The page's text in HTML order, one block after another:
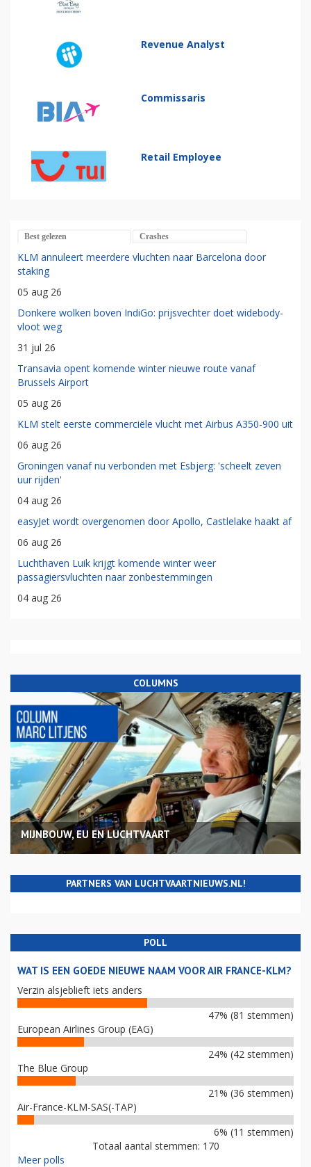
Revenue Analyst
Commissaris
Retail Employee
Best gelezen Crashes
KLM annuleert meerdere vluchten naar Barcelona door
staking
05 aug 26
Donkere wolken boven IndiGo: prijsvechter doet widebody-
vloot weg
31 jul 26
Transavia opent komende winter nieuwe route vanaf
Brussels Airport
05 aug 26
KLM stelt eerste commerciële vlucht met Airbus A350-900 uit
06 aug 26
Groningen vanaf nu verbonden met Esbjerg: 'scheelt zeven
uur rijden'
04 aug 26
easyJet wordt overgenomen door Apollo, Castlelake haakt af
06 aug 26
Luchthaven Luik krijgt komende winter weer
passagiersvluchten naar zonbestemmingen
04 aug 26
COLUMNS
MIJNBOUW, EU EN LUCHTVAART
PARTNERS VAN LUCHTVAARTNIEUWS.NL!
POLL
WAT IS EEN GOEDE NIEUWE NAAM VOOR AIR FRANCE-KLM?
Verzin alsjeblieft iets anders
47% (81 stemmen)
European Airlines Group (EAG)
24% (42 stemmen)
The Blue Group
21% (36 stemmen)
Air-France-KLM-SAS(-TAP)
6% (11 stemmen)
Totaal aantal stemmen: 170
Meer polls